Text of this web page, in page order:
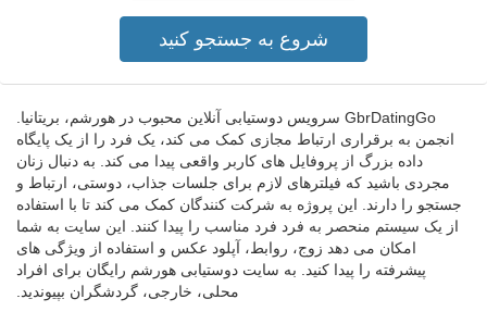
GbrDatingGo سرویس دوستیابی آنلاین محبوب در هورشم، بریتانیا.
انجمن به برقراری ارتباط مجازی کمک می کند، یک فرد را از یک پایگاه
داده بزرگ از پروفایل های کاربر واقعی پیدا می کند. به دنبال زنان
مجردی باشید که فیلترهای لازم برای جلسات جذاب، دوستی، ارتباط و
جستجو را دارند. این پروژه به شرکت کنندگان کمک می کند تا با استفاده
از یک سیستم منحصر به فرد فرد مناسب را پیدا کنند. این سایت به شما
امکان می دهد زوج، روابط، آپلود عکس و استفاده از ویژگی های
پیشرفته را پیدا کنید. به سایت دوستیابی هورشم رایگان برای افراد
محلی، خارجی، گردشگران بپیوندید.